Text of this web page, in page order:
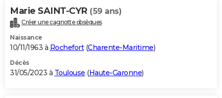
Marie SAINT-CYR (59 ans)
Créer une cagnotte obsèques
Naissance
10/11/1963 à Rochefort(Charente-Maritime)
Décès
31/05/2023 à Toulouse (Haute-Garonne)